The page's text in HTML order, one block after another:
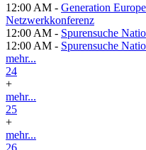
12:00 AM - Generation
Netzwerkkonferenz
12:00 AM - Spurensuche
12:00 AM - Spurensuche
mehr...
24
+
mehr...
25
+
mehr...